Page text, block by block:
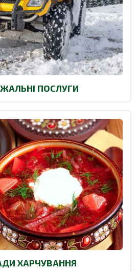
ПОСЛУГИ
ХАРЧУВАННЯ